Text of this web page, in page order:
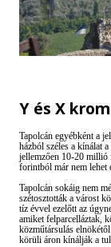
Y és X
Tapolcán egyébként a
házból széles a kínálat
jellemzően 10-20
forintból már nem lehet
Tapolcán sokáig nem
szétosztották a várost
tíz évvel ezelőtt az
amiket felparcelláztak,
közműtársulás
körüli áron kínálják a